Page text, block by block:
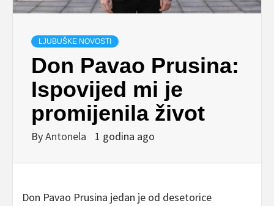
LJUBUŠKE NOVOSTI
Don Pavao Prusina:
Ispovijed mi je
promijenila život
ByAntonela 1 godina ago
Don Pavao Prusina jedan je od desetorice